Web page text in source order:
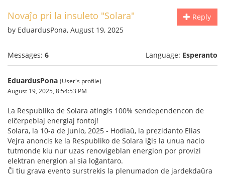
Reply
Novaĵo pri la insuleto "Solara"
by EduardusPona, August 19, 2025
Messages: 6 Language: Esperanto
EduardusPona (User's profile)
August 19, 2025, 8:54:53 PM
La Respubliko de Solara atingis 100% sendependencon de
elĉerpeblaj energiaj fontoj!
Solara, la 10-a de Junio, 2025 - Hodiaŭ, la prezidanto Elias
Vejra anoncis ke la Respubliko de Solara iĝis la unua nacio
tutmonde kiu nur uzas renovigeblan energion por provizi
elektran energion al sia loĝantaro.
Ĉi tiu grava evento surstrekis la plenumadon de jardekdaŭra